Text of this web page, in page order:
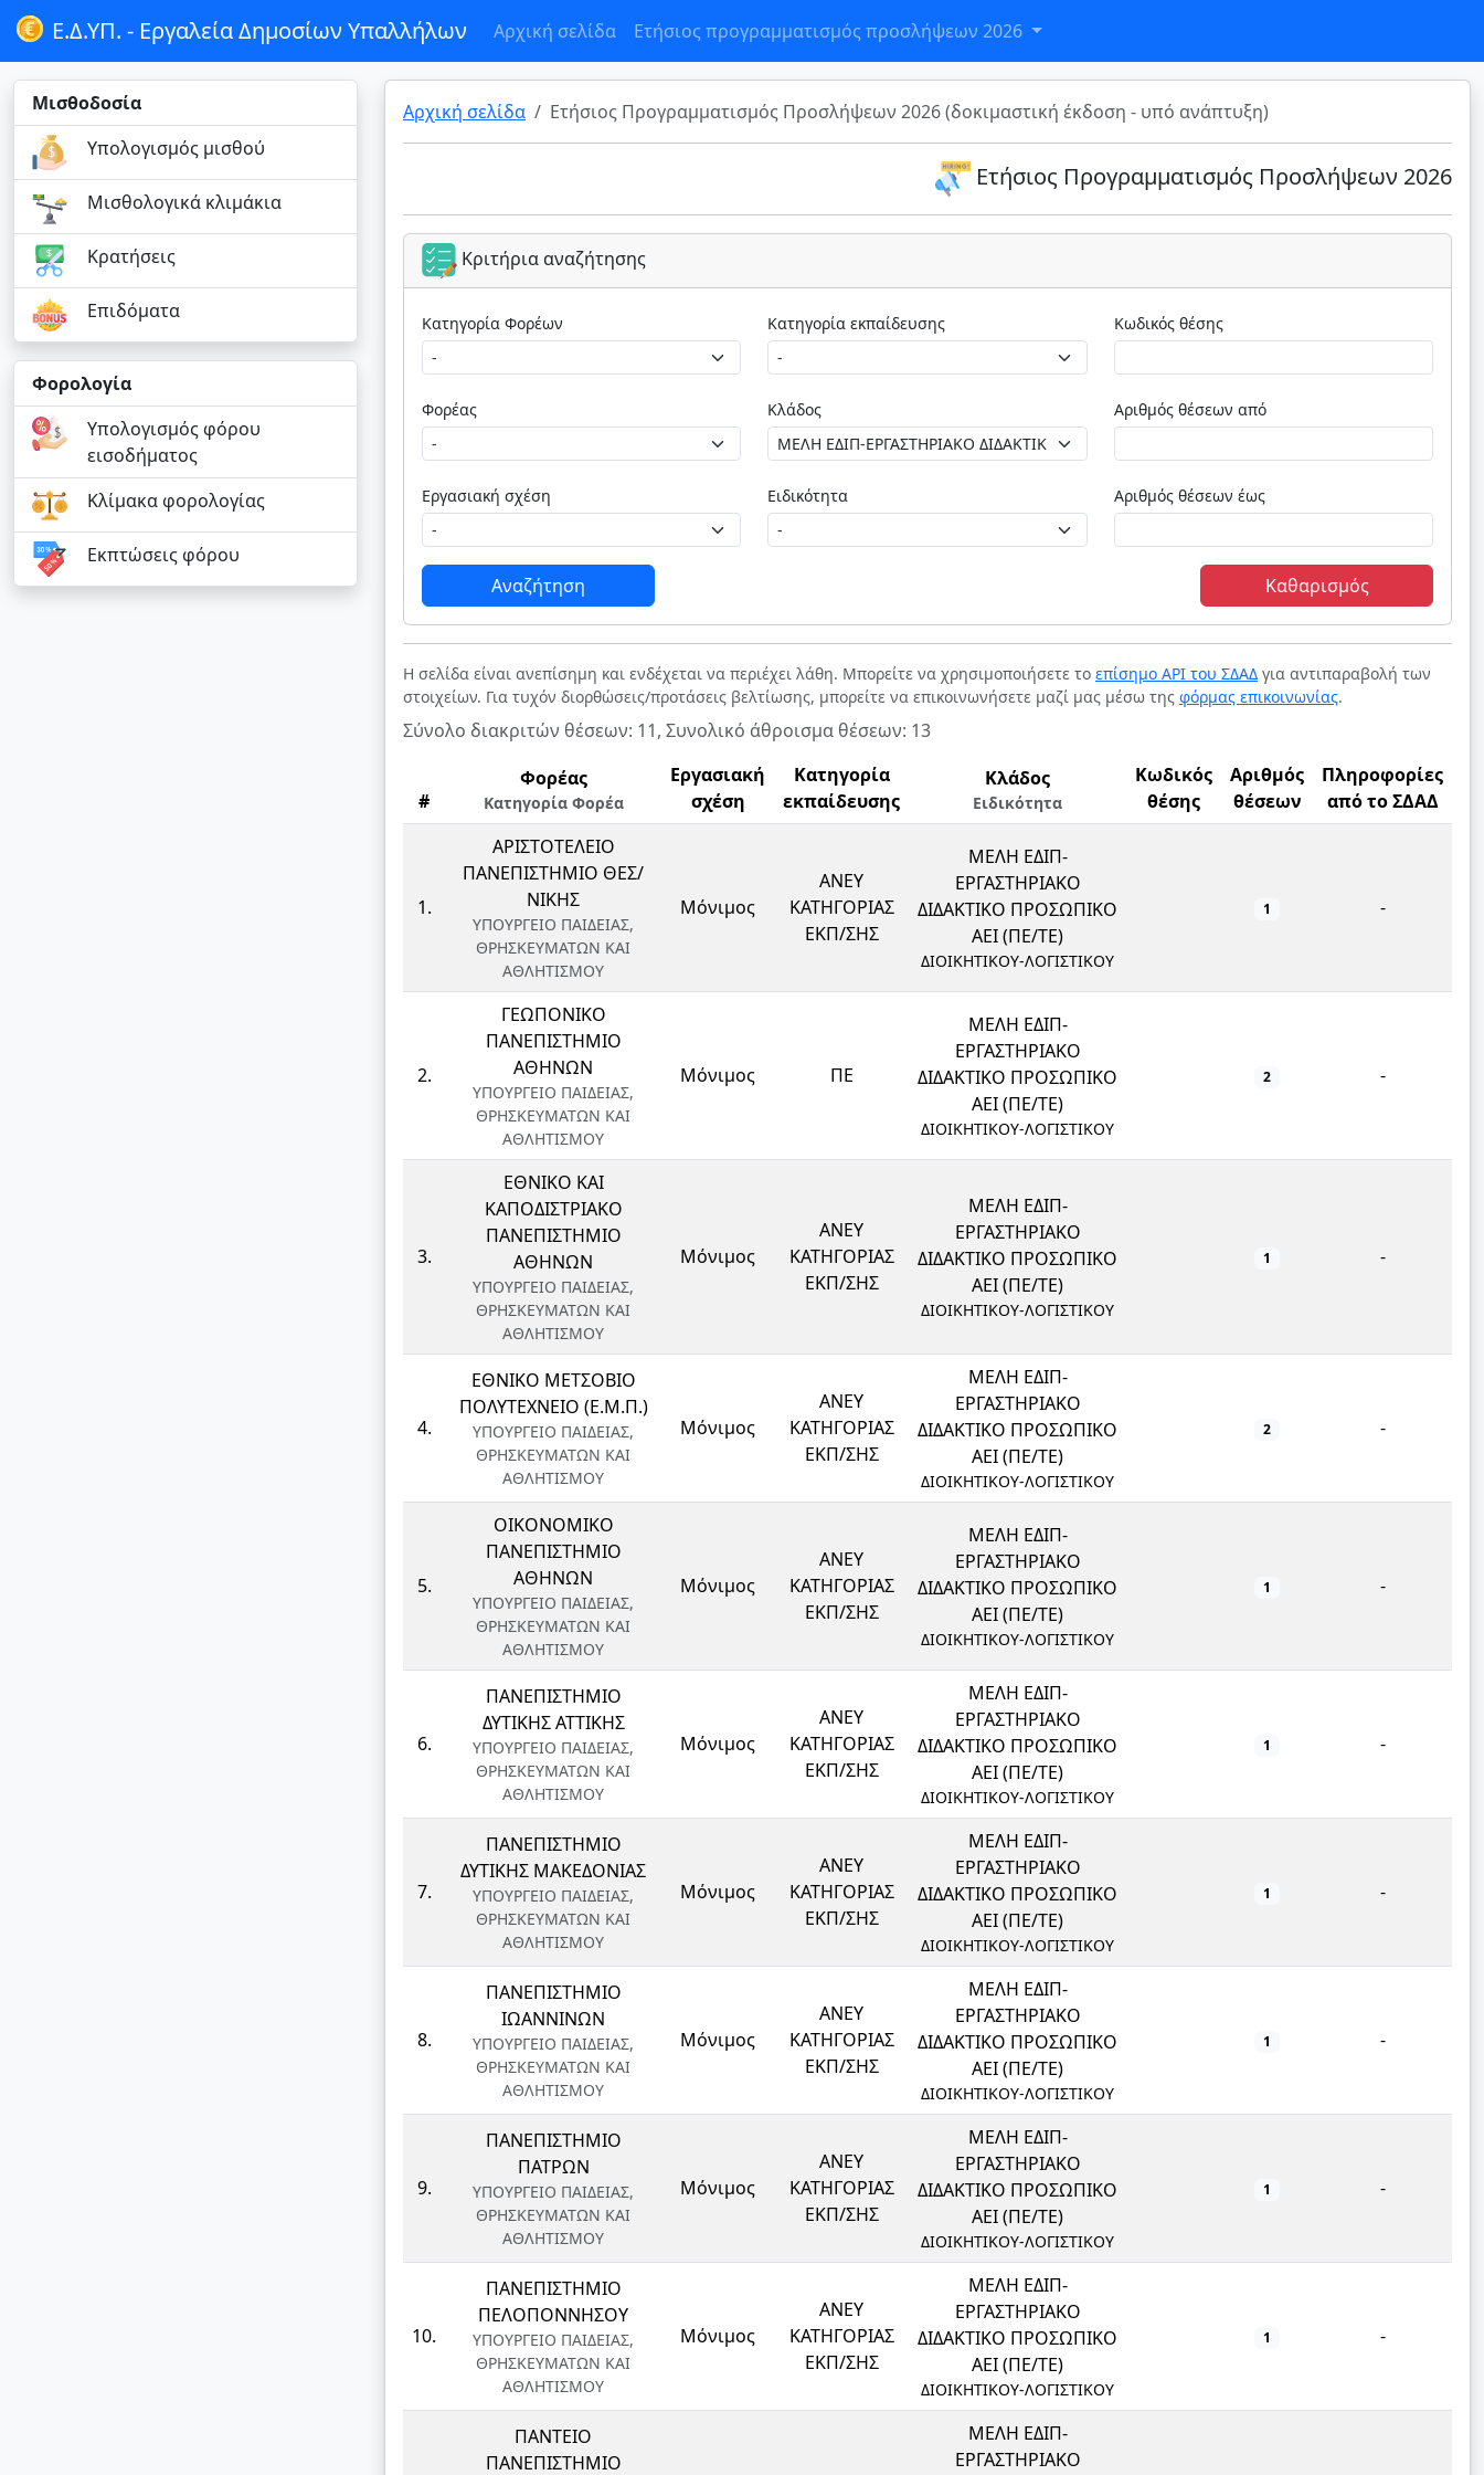
Ε.Δ.ΥΠ. - Εργαλεία Δημοσίων Υπαλλήλων Αρχική σελίδα Ετήσιος προγραμματισμός προσλήψεων 2026
Μισθοδοσία
Υπολογισμός μισθού
Μισθολογικά κλιμάκια
Κρατήσεις
Επιδόματα
Φορολογία
Υπολογισμός φόρου
εισοδήματος
Κλίμακα φορολογίας
Εκπτώσεις φόρου
Αρχική σελίδα Ετήσιος Προγραμματισμός Προσλήψεων 2026 (δοκιμαστική έκδοση - υπό ανάπτυξη)
Ετήσιος Προγραμματισμός Προσλήψεων 2026
Κριτήρια αναζήτησης
Κατηγορία Φορέων
Φορέας
Εργασιακή σχέση
Κατηγορία εκπαίδευσης
Κλάδος
Ειδικότητα
Κωδικός θέσης
Αριθμός θέσεων από
Αριθμός θέσεων έως
Αναζήτηση Καθαρισμός
Η σελίδα είναι ανεπίσημη και ενδέχεται να περιέχει λάθη. Μπορείτε να χρησιμοποιήσετε το επίσημο API του ΣΔΑΔ για αντιπαραβολή των
στοιχείων. Για τυχόν διορθώσεις/προτάσεις βελτίωσης, μπορείτε να επικοινωνήσετε μαζί μας μέσω της φόρμας επικοινωνίας.
Σύνολο διακριτών θέσεων: 11, Συνολικό άθροισμα θέσεων: 13
#
Φορέας
Κατηγορία Φορέα
Εργασιακή
σχέση
Κατηγορία
εκπαίδευσης
Κλάδος
Ειδικότητα
Κωδικός
θέσης
Αριθμός
θέσεων
Πληροφορίες
από το ΣΔΑΔ
1.
ΑΡΙΣΤΟΤΕΛΕΙΟ
ΠΑΝΕΠΙΣΤΗΜΙΟ ΘΕΣ/
ΝΙΚΗΣ
ΥΠΟΥΡΓΕΙΟ ΠΑΙΔΕΙΑΣ,
ΘΡΗΣΚΕΥΜΑΤΩΝ ΚΑΙ
ΑΘΛΗΤΙΣΜΟΥ
Μόνιμος
ΑΝΕΥ
ΚΑΤΗΓΟΡΙΑΣ
ΕΚΠ/ΣΗΣ
ΜΕΛΗ ΕΔΙΠ-
ΕΡΓΑΣΤΗΡΙΑΚΟ
ΔΙΔΑΚΤΙΚΟ ΠΡΟΣΩΠΙΚΟ
ΑΕΙ (ΠΕ/ΤΕ)
ΔΙΟΙΚΗΤΙΚΟΥ-ΛΟΓΙΣΤΙΚΟΥ
1 -
2.
ΓΕΩΠΟΝΙΚΟ
ΠΑΝΕΠΙΣΤΗΜΙΟ
ΑΘΗΝΩΝ
ΥΠΟΥΡΓΕΙΟ ΠΑΙΔΕΙΑΣ,
ΘΡΗΣΚΕΥΜΑΤΩΝ ΚΑΙ
ΑΘΛΗΤΙΣΜΟΥ
Μόνιμος ΠΕ
ΜΕΛΗ ΕΔΙΠ-
ΕΡΓΑΣΤΗΡΙΑΚΟ
ΔΙΔΑΚΤΙΚΟ ΠΡΟΣΩΠΙΚΟ
ΑΕΙ (ΠΕ/ΤΕ)
ΔΙΟΙΚΗΤΙΚΟΥ-ΛΟΓΙΣΤΙΚΟΥ
2 -
3.
ΕΘΝΙΚΟ ΚΑΙ
ΚΑΠΟΔΙΣΤΡΙΑΚΟ
ΠΑΝΕΠΙΣΤΗΜΙΟ
ΑΘΗΝΩΝ
ΥΠΟΥΡΓΕΙΟ ΠΑΙΔΕΙΑΣ,
ΘΡΗΣΚΕΥΜΑΤΩΝ ΚΑΙ
ΑΘΛΗΤΙΣΜΟΥ
Μόνιμος
ΑΝΕΥ
ΚΑΤΗΓΟΡΙΑΣ
ΕΚΠ/ΣΗΣ
ΜΕΛΗ ΕΔΙΠ-
ΕΡΓΑΣΤΗΡΙΑΚΟ
ΔΙΔΑΚΤΙΚΟ ΠΡΟΣΩΠΙΚΟ
ΑΕΙ (ΠΕ/ΤΕ)
ΔΙΟΙΚΗΤΙΚΟΥ-ΛΟΓΙΣΤΙΚΟΥ
1 -
4.
ΕΘΝΙΚΟ ΜΕΤΣΟΒΙΟ
ΠΟΛΥΤΕΧΝΕΙΟ (Ε.Μ.Π.)
ΥΠΟΥΡΓΕΙΟ ΠΑΙΔΕΙΑΣ,
ΘΡΗΣΚΕΥΜΑΤΩΝ ΚΑΙ
ΑΘΛΗΤΙΣΜΟΥ
Μόνιμος
ΑΝΕΥ
ΚΑΤΗΓΟΡΙΑΣ
ΕΚΠ/ΣΗΣ
ΜΕΛΗ ΕΔΙΠ-
ΕΡΓΑΣΤΗΡΙΑΚΟ
ΔΙΔΑΚΤΙΚΟ ΠΡΟΣΩΠΙΚΟ
ΑΕΙ (ΠΕ/ΤΕ)
ΔΙΟΙΚΗΤΙΚΟΥ-ΛΟΓΙΣΤΙΚΟΥ
2 -
5.
ΟΙΚΟΝΟΜΙΚΟ
ΠΑΝΕΠΙΣΤΗΜΙΟ
ΑΘΗΝΩΝ
ΥΠΟΥΡΓΕΙΟ ΠΑΙΔΕΙΑΣ,
ΘΡΗΣΚΕΥΜΑΤΩΝ ΚΑΙ
ΑΘΛΗΤΙΣΜΟΥ
Μόνιμος
ΑΝΕΥ
ΚΑΤΗΓΟΡΙΑΣ
ΕΚΠ/ΣΗΣ
ΜΕΛΗ ΕΔΙΠ-
ΕΡΓΑΣΤΗΡΙΑΚΟ
ΔΙΔΑΚΤΙΚΟ ΠΡΟΣΩΠΙΚΟ
ΑΕΙ (ΠΕ/ΤΕ)
ΔΙΟΙΚΗΤΙΚΟΥ-ΛΟΓΙΣΤΙΚΟΥ
1 -
6.
ΠΑΝΕΠΙΣΤΗΜΙΟ
ΔΥΤΙΚΗΣ ΑΤΤΙΚΗΣ
ΥΠΟΥΡΓΕΙΟ ΠΑΙΔΕΙΑΣ,
ΘΡΗΣΚΕΥΜΑΤΩΝ ΚΑΙ
ΑΘΛΗΤΙΣΜΟΥ
Μόνιμος
ΑΝΕΥ
ΚΑΤΗΓΟΡΙΑΣ
ΕΚΠ/ΣΗΣ
ΜΕΛΗ ΕΔΙΠ-
ΕΡΓΑΣΤΗΡΙΑΚΟ
ΔΙΔΑΚΤΙΚΟ ΠΡΟΣΩΠΙΚΟ
ΑΕΙ (ΠΕ/ΤΕ)
ΔΙΟΙΚΗΤΙΚΟΥ-ΛΟΓΙΣΤΙΚΟΥ
1 -
7.
ΠΑΝΕΠΙΣΤΗΜΙΟ
ΔΥΤΙΚΗΣ ΜΑΚΕΔΟΝΙΑΣ
ΥΠΟΥΡΓΕΙΟ ΠΑΙΔΕΙΑΣ,
ΘΡΗΣΚΕΥΜΑΤΩΝ ΚΑΙ
ΑΘΛΗΤΙΣΜΟΥ
Μόνιμος
ΑΝΕΥ
ΚΑΤΗΓΟΡΙΑΣ
ΕΚΠ/ΣΗΣ
ΜΕΛΗ ΕΔΙΠ-
ΕΡΓΑΣΤΗΡΙΑΚΟ
ΔΙΔΑΚΤΙΚΟ ΠΡΟΣΩΠΙΚΟ
ΑΕΙ (ΠΕ/ΤΕ)
ΔΙΟΙΚΗΤΙΚΟΥ-ΛΟΓΙΣΤΙΚΟΥ
1 -
8.
ΠΑΝΕΠΙΣΤΗΜΙΟ
ΙΩΑΝΝΙΝΩΝ
ΥΠΟΥΡΓΕΙΟ ΠΑΙΔΕΙΑΣ,
ΘΡΗΣΚΕΥΜΑΤΩΝ ΚΑΙ
ΑΘΛΗΤΙΣΜΟΥ
Μόνιμος
ΑΝΕΥ
ΚΑΤΗΓΟΡΙΑΣ
ΕΚΠ/ΣΗΣ
ΜΕΛΗ ΕΔΙΠ-
ΕΡΓΑΣΤΗΡΙΑΚΟ
ΔΙΔΑΚΤΙΚΟ ΠΡΟΣΩΠΙΚΟ
ΑΕΙ (ΠΕ/ΤΕ)
ΔΙΟΙΚΗΤΙΚΟΥ-ΛΟΓΙΣΤΙΚΟΥ
1 -
9.
ΠΑΝΕΠΙΣΤΗΜΙΟ
ΠΑΤΡΩΝ
ΥΠΟΥΡΓΕΙΟ ΠΑΙΔΕΙΑΣ,
ΘΡΗΣΚΕΥΜΑΤΩΝ ΚΑΙ
ΑΘΛΗΤΙΣΜΟΥ
Μόνιμος
ΑΝΕΥ
ΚΑΤΗΓΟΡΙΑΣ
ΕΚΠ/ΣΗΣ
ΜΕΛΗ ΕΔΙΠ-
ΕΡΓΑΣΤΗΡΙΑΚΟ
ΔΙΔΑΚΤΙΚΟ ΠΡΟΣΩΠΙΚΟ
ΑΕΙ (ΠΕ/ΤΕ)
ΔΙΟΙΚΗΤΙΚΟΥ-ΛΟΓΙΣΤΙΚΟΥ
1 -
10.
ΠΑΝΕΠΙΣΤΗΜΙΟ
ΠΕΛΟΠΟΝΝΗΣΟΥ
ΥΠΟΥΡΓΕΙΟ ΠΑΙΔΕΙΑΣ,
ΘΡΗΣΚΕΥΜΑΤΩΝ ΚΑΙ
ΑΘΛΗΤΙΣΜΟΥ
Μόνιμος
ΑΝΕΥ
ΚΑΤΗΓΟΡΙΑΣ
ΕΚΠ/ΣΗΣ
ΜΕΛΗ ΕΔΙΠ-
ΕΡΓΑΣΤΗΡΙΑΚΟ
ΔΙΔΑΚΤΙΚΟ ΠΡΟΣΩΠΙΚΟ
ΑΕΙ (ΠΕ/ΤΕ)
ΔΙΟΙΚΗΤΙΚΟΥ-ΛΟΓΙΣΤΙΚΟΥ
1 -
ΠΑΝΤΕΙΟ
ΠΑΝΕΠΙΣΤΗΜΙΟ
ΜΕΛΗ ΕΔΙΠ-
ΕΡΓΑΣΤΗΡΙΑΚΟ